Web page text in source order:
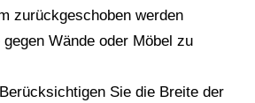
zurückgeschoben werden
gegen Wände oder Möbel zu
Berücksichtigen Sie die Breite der